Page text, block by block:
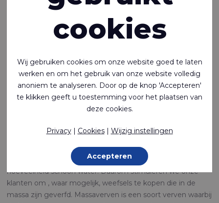
16-02-2023
Groener worden is iets dat we in onze organisatie op
verschillende manieren toepassen, bijvoorbeeld in onze
Lab, waar we producten ontwikkelen die de textielindustrie
verduurzamen. Rivertex Technical Fabrics zet zich in voor
het ontwerpen van producten die langer meegaan,
gemaakt zijn van gerecyclede materialen en recyclebaar
zijn. Zonder in te leveren op kwaliteit.
Massaverven uitgelegd
Standaard verfprocessen vereisen een duizelingwekkende
hoeveelheid schoon water. Daarom stimuleren we onze
klanten om , waar mogelijk, weefsels te kopen die in de
massa zijn geverfd. Massaverven is een soort verven waarbij
cookies
Wij gebruiken cookies om onze website goed te laten
werken en om het gebruik van onze website volledig
anoniem te analyseren. Door op de knop 'Accepteren'
te klikken geeft u toestemming voor het plaatsen van
deze cookies.
Privacy| Cookies| Wijzig instellingen
Accepteren